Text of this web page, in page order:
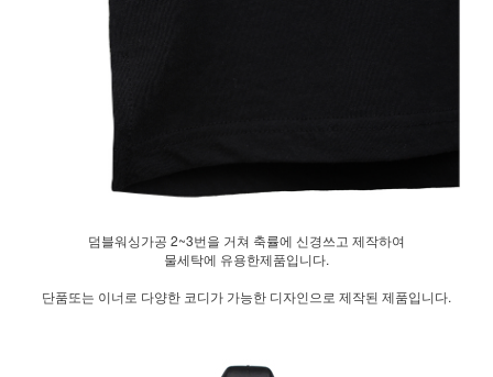
덤블워싱가공 2~3번을 거쳐 축률에 신경쓰고 제작하여
물세탁에 유용한제품입니다.
단품또는 이너로 다양한 코디가 가능한 디자인으로 제작된 제품입니다.